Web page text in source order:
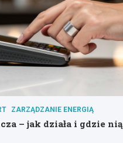
ZARZĄDZANIE ENERGIĄ
– jak działa i gdzie nią